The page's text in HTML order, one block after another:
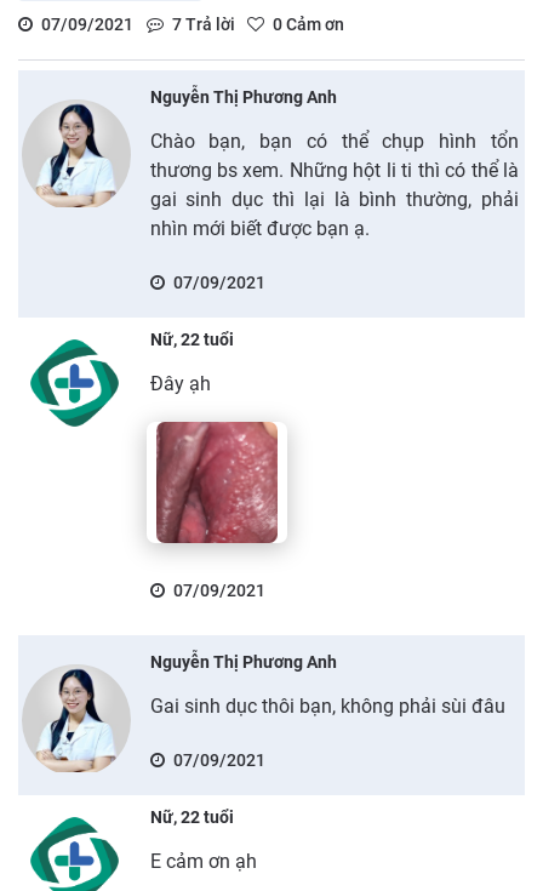
07/09/2021
7Trả lời 0Cảm ơn
Nguyễn Thị Phương Anh
Chào bạn, bạn có thể chụp hình tổn
thương bs xem. Những hột li ti thì có thể là
gai sinh dục thì lại là bình thường, phải
nhìn mới biết được bạn ạ.
07/09/2021
Nữ, 22 tuổi
Đây ạh
07/09/2021
Nguyễn Thị Phương Anh
Gai sinh dục thôi bạn, không phải sùi đâu
07/09/2021
Nữ, 22 tuổi
E cảm ơn ạh